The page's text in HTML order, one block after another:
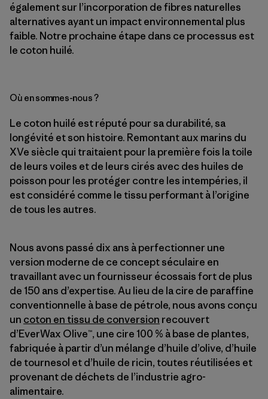
également sur l’incorporation de fibres naturelles
alternatives ayant un impact environnemental plus
faible. Notre prochaine étape dans ce processus est
le coton huilé.
Où en sommes-nous ?
Le coton huilé est réputé pour sa durabilité, sa
longévité et son histoire. Remontant aux marins du
XVe siècle qui traitaient pour la première fois la toile
de leurs voiles et de leurs cirés avec des huiles de
poisson pour les protéger contre les intempéries, il
est considéré comme le tissu performant à l’origine
de tous les autres.
Nous avons passé dix ans à perfectionner une
version moderne de ce concept séculaire en
travaillant avec un fournisseur écossais fort de plus
de 150 ans d’expertise. Au lieu de la cire de paraffine
conventionnelle à base de pétrole, nous avons conçu
un coton en tissu de conversion recouvert
d’EverWax Olive™, une cire 100 % à base de plantes,
fabriquée à partir d’un mélange d’huile d’olive, d’huile
de tournesol et d’huile de ricin, toutes réutilisées et
provenant de déchets de l’industrie agro-
alimentaire.